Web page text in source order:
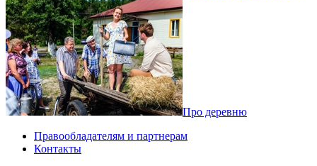
Про деревню
Правообладателям и партнерам
Контакты